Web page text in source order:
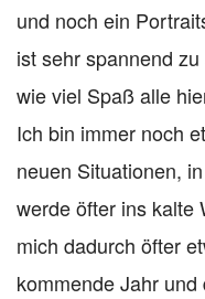
und noch ein
ist sehr spannend
wie viel Spaß alle
Ich bin immer noch
neuen Situationen,
werde öfter ins kalte
mich dadurch öfter
kommende Jahr